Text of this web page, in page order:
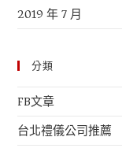
2019 年 7 月
分類
FB文章
台北禮儀公司推薦